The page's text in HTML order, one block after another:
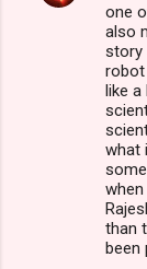
one
also
story
robot
like a
what
than
been